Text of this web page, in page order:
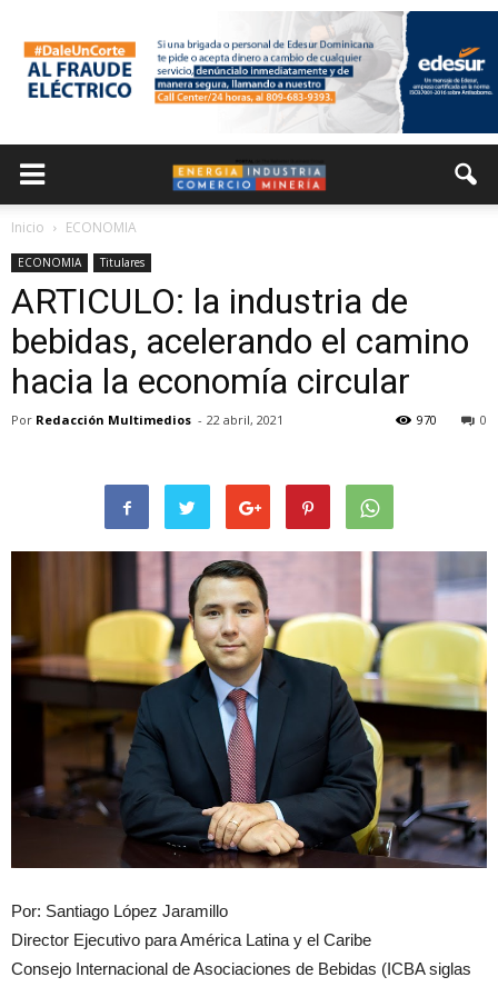
Inicio ECONOMIA
ECONOMIA Titulares
ARTICULO: la industria de
bebidas, acelerando el camino
hacia la economía circular
Por Redacción Multimedios - 22 abril, 2021 0
970
Por: Santiago López Jaramillo
Director Ejecutivo para América Latina y el Caribe
Consejo Internacional de Asociaciones de Bebidas (ICBA siglas